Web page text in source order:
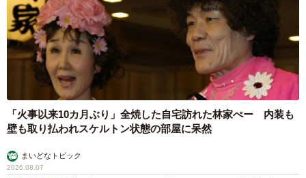
って帰りたい『お気に入り』のものに出会ってしまったと
きは、ホテルのフロントに相談してみてもよいかもしれま
せんね。
「火事以来10カ月ぶり」全焼した自宅訪れた林家ぺー 内装も
壁も取り払われスケルトン状態の部屋に呆然
まいどなトピック
2026.08.07